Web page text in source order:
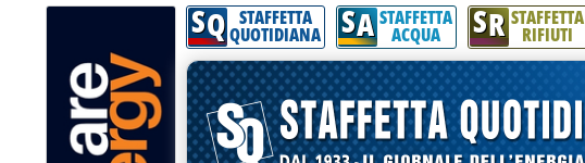
Attenzione! Esegui l'accesso per lèggere interamente la notizia.
SQ STAFFETTA
QUOTIDIANA SA STAFFETTA
ACQUA SR STAFFETTA
RIFIUTI